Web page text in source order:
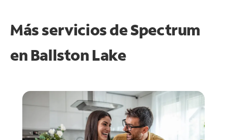
Más servicios de Spectrum
en Ballston Lake